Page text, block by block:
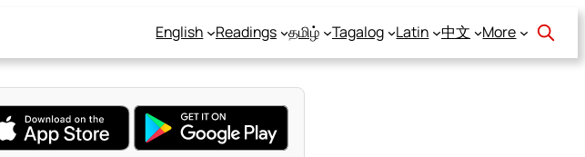
English Readings தமிழ் Tagalog Latin 中文 More